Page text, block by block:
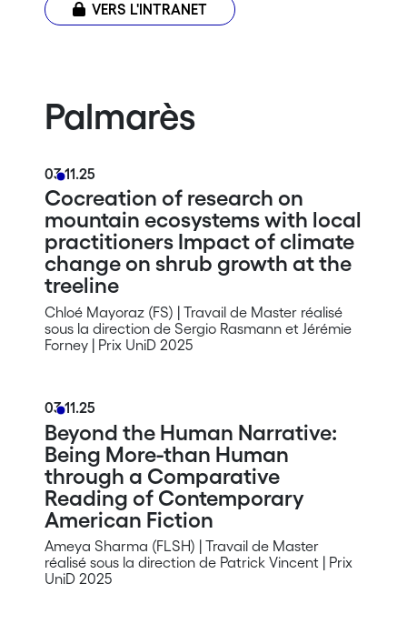
VERS L'INTRANET
Palmarès
03.11.25
Cocreation of research on
mountain ecosystems with local
practitioners Impact of climate
change on shrub growth at the
treeline
Chloé Mayoraz (FS) | Travail de Master réalisé
sous la direction de Sergio Rasmann et Jérémie
Forney | Prix UniD 2025
03.11.25
Beyond the Human Narrative:
Being More-than Human
through a Comparative
Reading of Contemporary
American Fiction
Ameya Sharma (FLSH) | Travail de Master
réalisé sous la direction de Patrick Vincent | Prix
UniD 2025